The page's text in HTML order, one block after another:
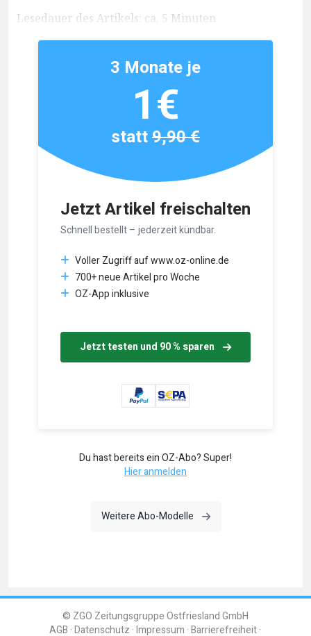
Lesedauer des Artikels: ca. 5 Minuten
Jetzt Artikel freischalten
Schnell bestellt – jederzeit kündbar.
Voller Zugriff auf www.oz-online.de
700+ neue Artikel pro Woche
OZ-App inklusive
Jetzt testen und 90 % sparen
3 Monate je
1€
statt9,90 €
Du hast bereits ein OZ-Abo? Super!
Hier anmelden
Weitere Abo-Modelle
© ZGO Zeitungsgruppe Ostfriesland GmbH
AGB Datenschutz Impressum Barrierefreiheit